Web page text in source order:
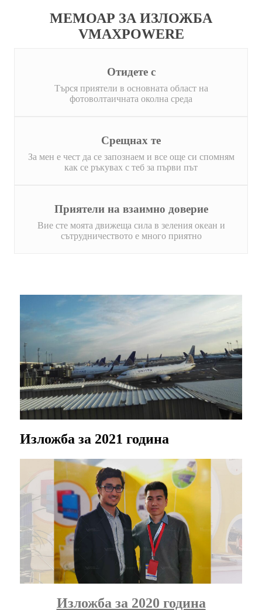
МЕМОАР ЗА ИЗЛОЖБА
VMAXPOWERE
Отидете с
Търся приятели в основната област на
фотоволтаичната околна среда
Срещнах те
За мен е чест да се запознаем и все още си спомням
как се ръкувах с теб за първи път
Приятели на взаимно доверие
Вие сте моята движеща сила в зеления океан и
сътрудничеството е много приятно
Изложба за 2021 година
Изложба за 2020 година